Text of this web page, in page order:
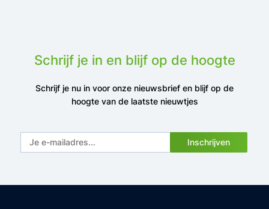
Schrijf je in en blijf op de hoogte
Schrijf je nu in voor onze nieuwsbrief en blijf op de
hoogte van de laatste nieuwtjes
Inschrijven